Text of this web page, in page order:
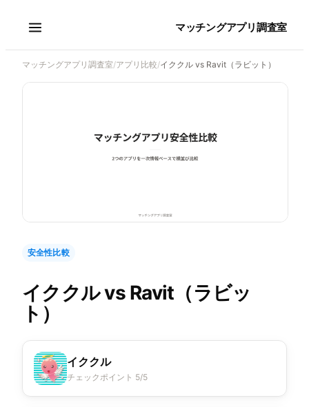
マッチングアプリ調査室
マッチングアプリ調査室/アプリ比較/イククル vs Ravit（ラビット）
安全性比較
イククルvs Ravit（ラビッ
ト）
イククル
チェックポイント 5/5